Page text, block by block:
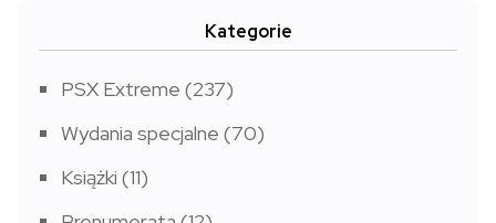
Kategorie
PSX Extreme (237)
Wydania specjalne (70)
Książki (11)